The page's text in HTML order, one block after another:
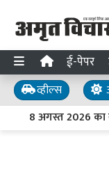
ई-पेपर
व्हील्स
8 अगस्त 2026 का